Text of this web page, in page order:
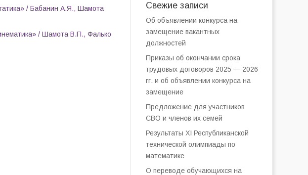
/ Бабанин А.Я., Шамота
/ Шамота В.П., Фалько
Свежие записи
Об объявлении конкурса на
замещение вакантных
должностей
Приказы об окончании срока
трудовых договоров 2025 — 2026
гг. и об объявлении конкурса на
замещение
Предложение для участников
СВО и членов их семей
Результаты XI Республиканской
технической олимпиады по
математике
О переводе обучающихся на